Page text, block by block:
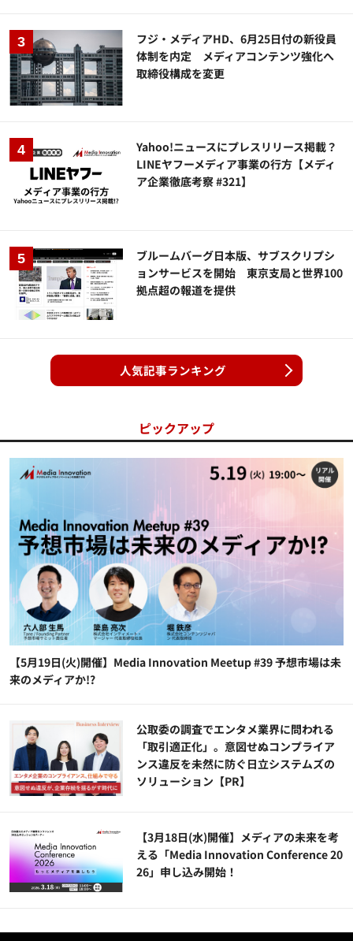
フジ・メディアHD、6月25日付の新役員
体制を内定 メディアコンテンツ強化へ
取締役構成を変更
Yahoo!ニュースにプレスリリース掲載？
LINEヤフーメディア事業の行方【メディ
ア企業徹底考察 #321】
ブルームバーグ日本版、サブスクリプシ
ョンサービスを開始 東京支局と世界100
拠点超の報道を提供
人気記事ランキング
ピックアップ
【5月19日(火)開催】Media Innovation Meetup #39 予想市場は未
来のメディアか!?
公​​取委の調査でエンタメ業界に問われる
「取引適正化」。意図せぬコンプライア
ンス違反を未然に防ぐ日立システムズの
ソリューション​【PR】
【3月18日(水)開催】メディアの未来を考
える「Media Innovation Conference 20
26」申し込み開始！